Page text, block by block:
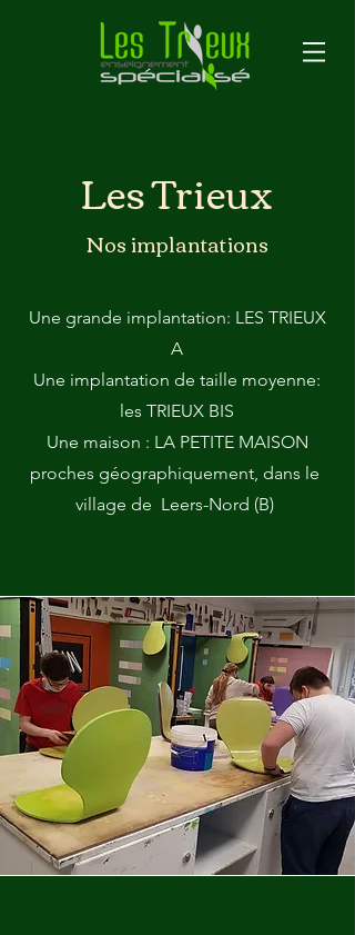
Les Trieux
Nos implantations
Une grande implantation: LES TRIEUX
A
Une implantation de taille moyenne:
les TRIEUX BIS
Une maison : LA PETITE MAISON
proches géographiquement, dans le
village de Leers-Nord (B)